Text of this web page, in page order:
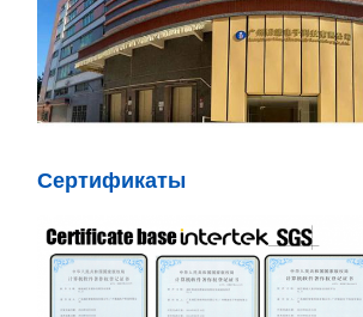
Сертификаты